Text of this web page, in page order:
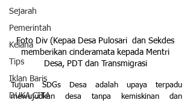
Sejarah
Pemerintah
Kelana
Tips
Iklan Baris
DUKA CITA
Foto Div (Kepaa Desa Pulosari  dan Sekdes
memberikan cinderamata kepada Mentri
Desa, PDT dan Transmigrasi
Tujuan SDGs Desa adalah upaya terpadu
mewujudkan desa tanpa kemiskinan dan